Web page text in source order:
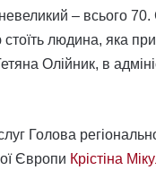
– всього 70.
людина, яка
Олійник, в
Голова
Європи Крістіна